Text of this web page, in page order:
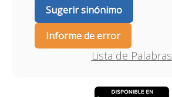
Sugerir sinónimo
Informe de error
Lista de Palabras